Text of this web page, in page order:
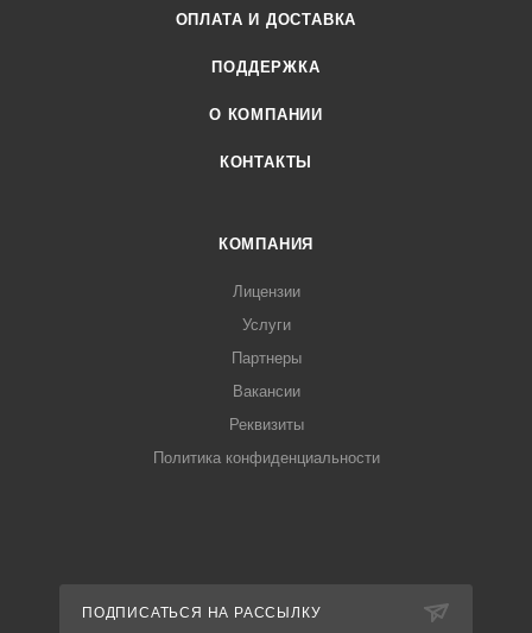
ОПЛАТА И ДОСТАВКА
ПОДДЕРЖКА
О КОМПАНИИ
КОНТАКТЫ
КОМПАНИЯ
Лицензии
Услуги
Партнеры
Вакансии
Реквизиты
Политика конфиденциальности
ПОДПИСАТЬСЯ НА РАССЫЛКУ